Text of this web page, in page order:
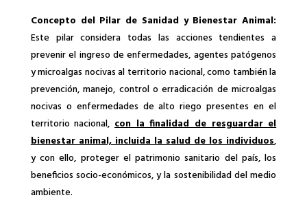
Concepto del Pilar de Sanidad y Bienestar Animal:
Este pilar considera todas las acciones tendientes a
prevenir el ingreso de enfermedades, agentes patógenos
y microalgas nocivas al territorio nacional, como también la
prevención, manejo, control o erradicación de microalgas
nocivas o enfermedades de alto riego presentes en el
territorio nacional,con la finalidad de resguardar el
bienestar animal, incluida la salud de los individuos,
y con ello, proteger el patrimonio sanitario del país, los
beneficios socio-económicos, y la sostenibilidad del medio
ambiente.